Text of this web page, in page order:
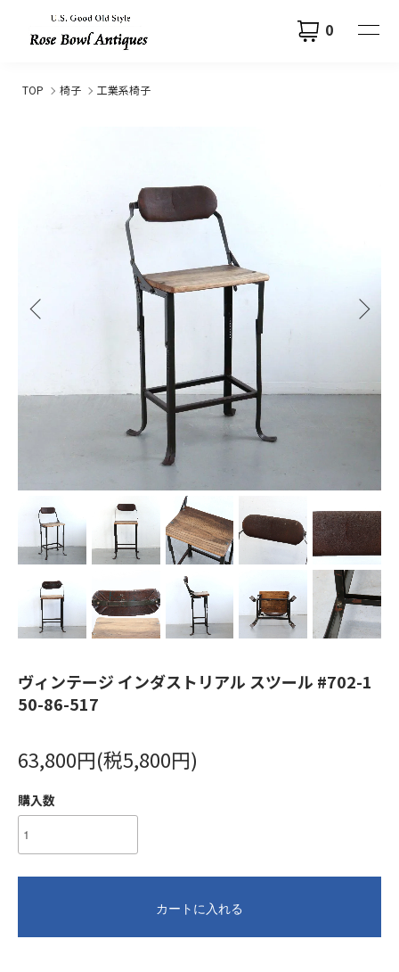
0
TOP 椅子 工業系椅子
ヴィンテージ インダストリアル スツール #702-1
50-86-517
63,800円(税5,800円)
購入数
カートに入れる